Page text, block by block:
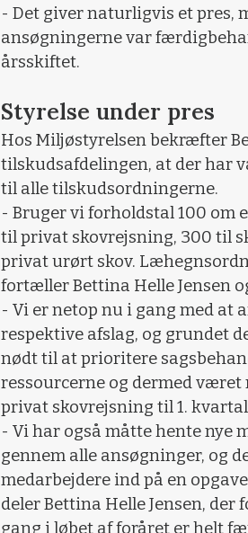
- Det giver naturligvis et pres,
ansøgningerne var
årsskiftet.
Styrelse under pres
Hos Miljøstyrelsen bekræfter
tilskudsafdelingen, at der har
til alle tilskudsordningerne.
- Bruger vi forholdstal 100 om
til privat skovrejsning, 300 til
privat urørt skov.
fortæller Bettina Helle Jensen
- Vi er netop nu i gang med at
respektive afslag, og grundet
nødt til at prioritere
ressourcerne og dermed
privat skovrejsning til 1. kvartal
- Vi har også måtte hente nye
gennem alle ansøgninger, og
medarbejdere ind på en
deler Bettina Helle Jensen,
gang i løbet af foråret er helt